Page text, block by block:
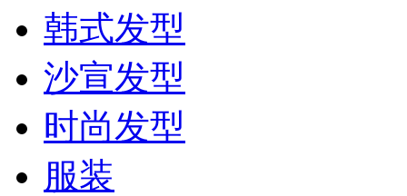
韩式发型
沙宣发型
时尚发型
服装